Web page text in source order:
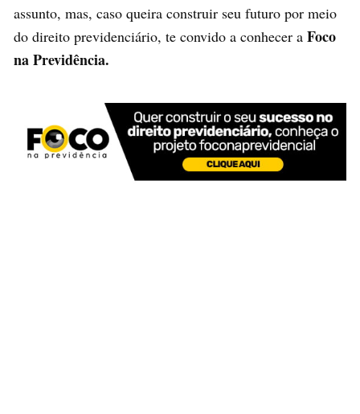
assunto, mas, caso queira construir seu futuro por meio
do direito previdenciário, te convido a conhecer a Foco
na Previdência.